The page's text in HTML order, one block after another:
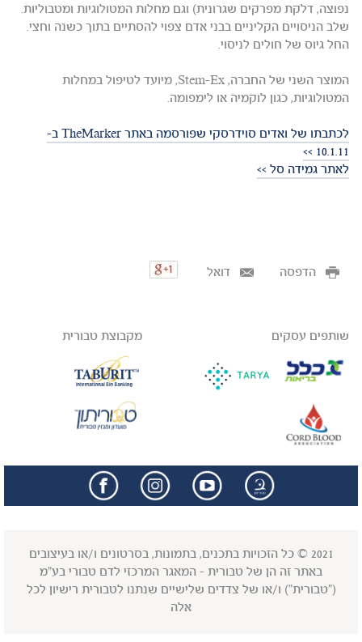
נפוצה, דלקת מפרקים שגרונית) וגם מחלות המטולוגיות ומטבוליות.
שלב הניסויים הקליניים בבני אדם צפוי להסתיים בתוך כשנה וחצי.
החל גיוס של חולים לניסוי.
המוצר השני של החברה, Stem-Ex, מיועד לטיפול במחלות
המטולוגיות, כגון לוקמיה או לימפומה.
לכתבתו של ואדים סוידרסקי שפורסמה באתר TheMarker ב-
10.1.11 >>
לאתר גמידה סל >>
הדפסה דואל
שותפים עסקים מקבוצת טבורית
2021 © כל הזכויות בתכנים, בתמונות, בסרטונים ו/או בעיצובים
באתר זה הן של טבורית - המאגר המרכזי לדם טבורי בע"מ
("טבורית") ו/או של צדדים שלישיים שנתנו לטבורית רישיון לכל
אלה